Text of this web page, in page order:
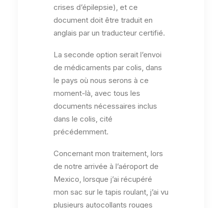
crises d’épilepsie), et ce
document doit être traduit en
anglais par un traducteur certifié.
La seconde option serait l’envoi
de médicaments par colis, dans
le pays où nous serons à ce
moment-là, avec tous les
documents nécessaires inclus
dans le colis, cité
précédemment.
Concernant mon traitement, lors
de notre arrivée à l’aéroport de
Mexico, lorsque j’ai récupéré
mon sac sur le tapis roulant, j’ai vu
plusieurs autocollants rouges